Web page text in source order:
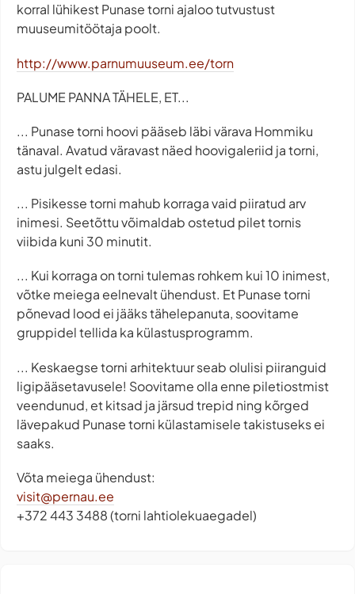
korral lühikest Punase torni ajaloo tutvustust
muuseumitöötaja poolt.
http://www.parnumuuseum.ee/torn
PALUME PANNA TÄHELE, ET...
... Punase torni hoovi pääseb läbi värava Hommiku
tänaval. Avatud väravast näed hoovigaleriid ja torni,
astu julgelt edasi.
... Pisikesse torni mahub korraga vaid piiratud arv
inimesi. Seetõttu võimaldab ostetud pilet tornis
viibida kuni 30 minutit.
... Kui korraga on torni tulemas rohkem kui 10 inimest,
võtke meiega eelnevalt ühendust. Et Punase torni
põnevad lood ei jääks tähelepanuta, soovitame
gruppidel tellida ka külastusprogramm.
... Keskaegse torni arhitektuur seab olulisi piiranguid
ligipääsetavusele! Soovitame olla enne piletiostmist
veendunud, et kitsad ja järsud trepid ning kõrged
lävepakud Punase torni külastamisele takistuseks ei
saaks.
Võta meiega ühendust:
visit@pernau.ee
+372 443 3488 (torni lahtiolekuaegadel)